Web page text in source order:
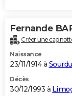
Fernande
Créer une
Naissance
23/11/1914 à
Décès
30/12/1993 à